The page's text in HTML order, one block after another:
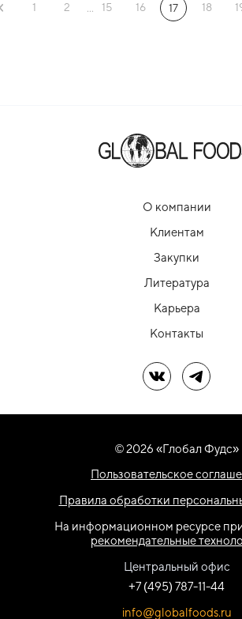
1 2 ... 15 16 17 18
О компании
Клиентам
Закупки
Литература
Карьера
Контакты
Мы в ВКМы в
© 2026 «Глобал Фудс»
Пользовательское
Правила обработки
На информационном ресурсе
рекомендательные
Центральный офис
+7 (495) 787-11-44
info@globalfoods.ru